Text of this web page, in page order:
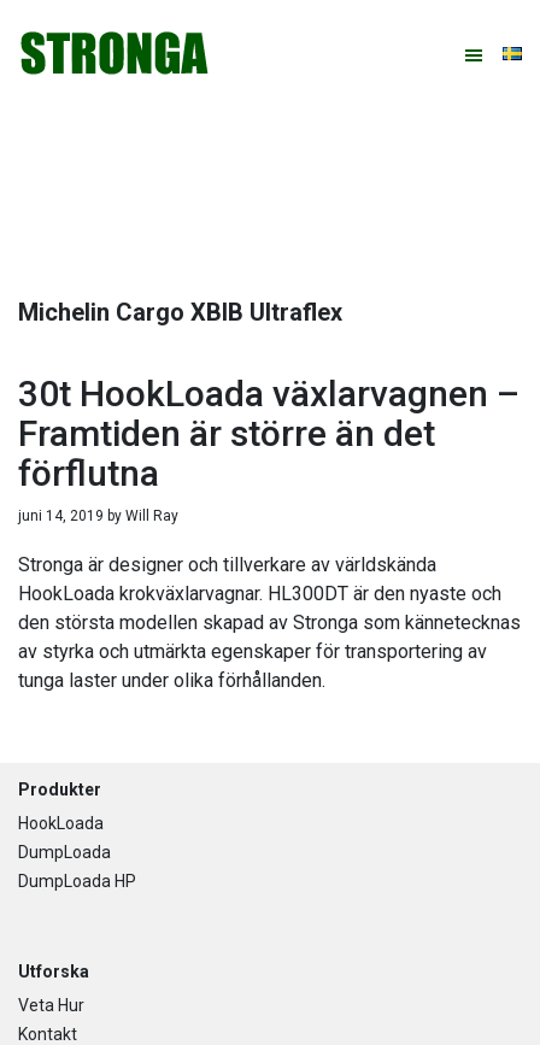
huvudnavigering
huvudinnehåll
det
sidfot
Michelin Cargo XBIB Ultraflex
30t HookLoada växlarvagnen –
Framtiden är större än det
förflutna
juni 14, 2019 by Will Ray
Stronga är designer och tillverkare av världskända
HookLoada krokväxlarvagnar. HL300DT är den nyaste och
den största modellen skapad av Stronga som kännetecknas
av styrka och utmärkta egenskaper för transportering av
tunga laster under olika förhållanden.
Footer
Produkter
HookLoada
DumpLoada
DumpLoada HP
Utforska
Veta Hur
Kontakt